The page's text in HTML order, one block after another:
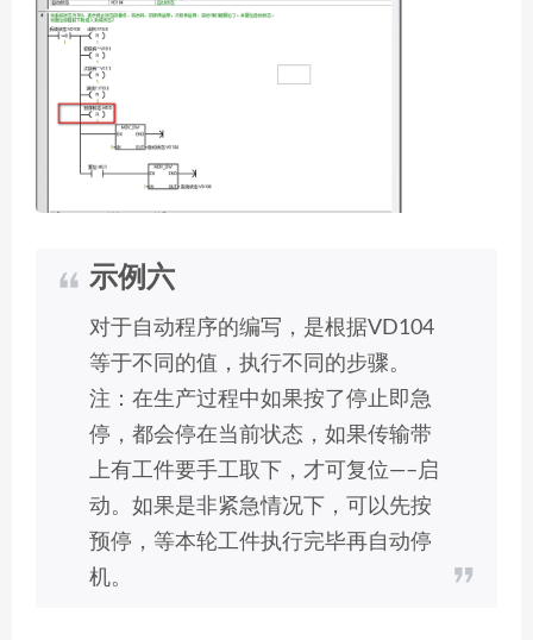
示例六
对于自动程序的编写，是根据VD104
等于不同的值，执行不同的步骤。
注：在生产过程中如果按了停止即急
停，都会停在当前状态，如果传输带
上有工件要手工取下，才可复位—–启
动。如果是非紧急情况下，可以先按
预停，等本轮工件执行完毕再自动停
机。